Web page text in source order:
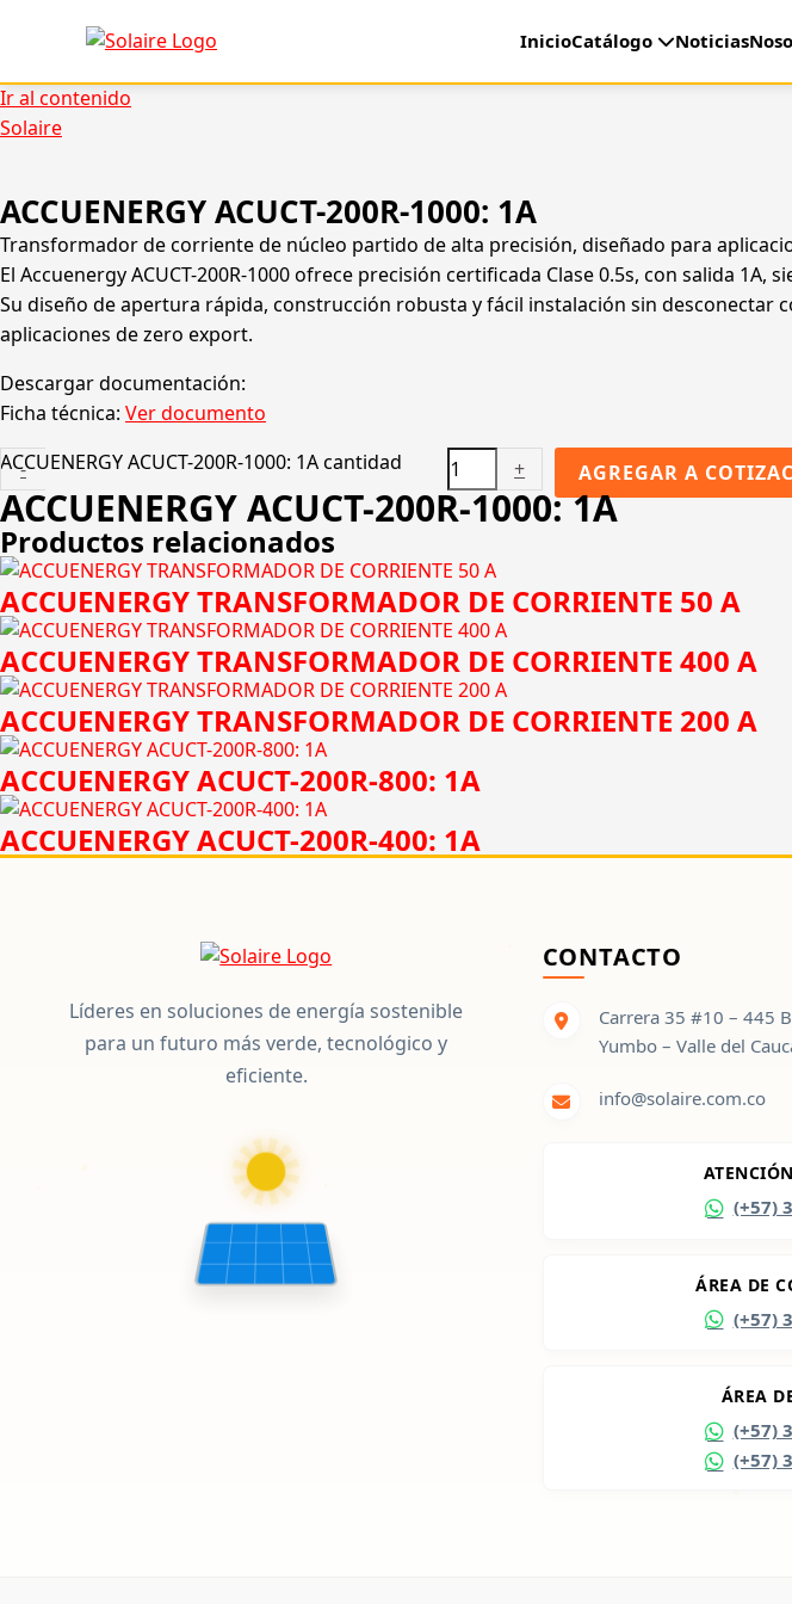
Ir al contenido
Solaire
InicioCatálogo Noticias
ACCUENERGY ACUCT-200R-1000: 1A
Transformador de corriente de núcleo partido de alta precisión, diseñado para
El Accuenergy ACUCT-200R-1000 ofrece precisión certificada Clase 0.5s, con salida 1A,
Su diseño de apertura rápida, construcción robusta y fácil instalación sin
aplicaciones de zero export.
Descargar documentación:
Ficha técnica: Ver documento
-
ACCUENERGY ACUCT-200R-1000: 1A cantidad + AGREGAR A
ACCUENERGY ACUCT-200R-1000: 1A
Productos relacionados
ACCUENERGY TRANSFORMADOR DE CORRIENTE 50 A
ACCUENERGY TRANSFORMADOR DE CORRIENTE 400 A
ACCUENERGY TRANSFORMADOR DE CORRIENTE 200 A
ACCUENERGY ACUCT-200R-800: 1A
ACCUENERGY ACUCT-200R-400: 1A
Líderes en soluciones de energía sostenible
para un futuro más verde, tecnológico y
eficiente.
CONTACTO
Carrera 35 #10 – 445
Yumbo – Valle del
info@solaire.com.co
(+57)
ÁREA DE
(+57)
ÁREA
(+57)
(+57)